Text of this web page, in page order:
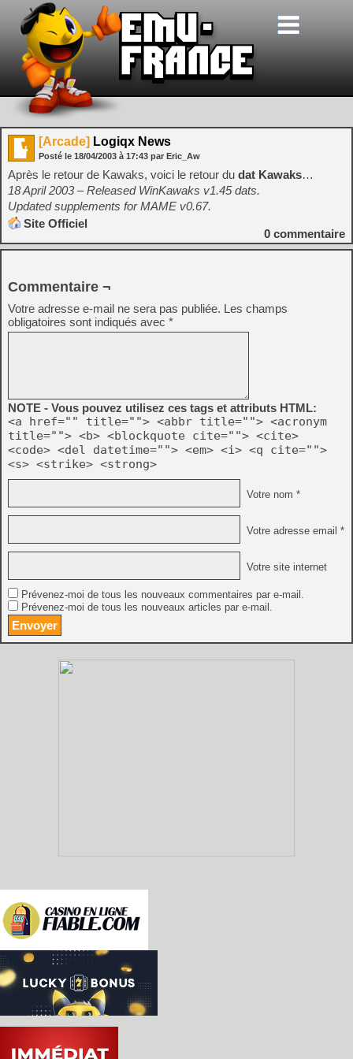
[Arcade] Logiqx News
Posté le 18/04/2003 à 17:43 par Eric_Aw
Après le retour de Kawaks, voici le retour du dat Kawaks…
18 April 2003 – Released WinKawaks v1.45 dats.
Updated supplements for MAME v0.67.
Site Officiel
0 commentaire
Commentaire ¬
Votre adresse e-mail ne sera pas publiée. Les champs
obligatoires sont indiqués avec *
NOTE - Vous pouvez utilisez ces tags et attributs HTML:
<a href="" title=""> <abbr title=""> <acronym
title=""> <b> <blockquote cite=""> <cite>
<code> <del datetime=""> <em> <i> <q cite="">
<s> <strike> <strong>
Votre nom *
Votre adresse email *
Votre site internet
Prévenez-moi de tous les nouveaux commentaires par e-mail.
Prévenez-moi de tous les nouveaux articles par e-mail.